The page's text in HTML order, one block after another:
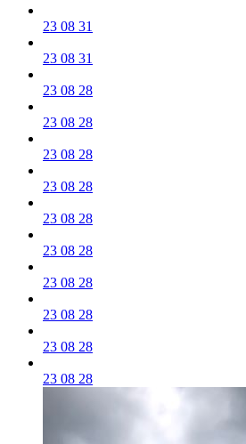
23 08 31
23 08 31
23 08 28
23 08 28
23 08 28
23 08 28
23 08 28
23 08 28
23 08 28
23 08 28
23 08 28
23 08 28